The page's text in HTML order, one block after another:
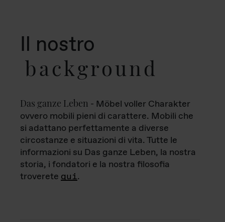
Il nostro
background
Das ganze Leben - Möbel voller Charakter
ovvero mobili pieni di carattere. Mobili che
si adattano perfettamente a diverse
circostanze e situazioni di vita. Tutte le
informazioni su Das ganze Leben, la nostra
storia, i fondatori e la nostra filosofia
troverete qui.